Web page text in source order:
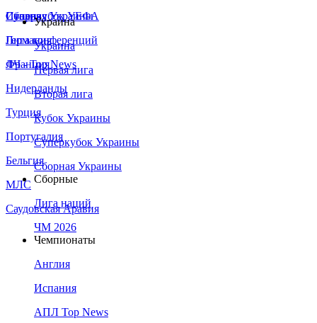
Сборная Украины
Италия
Германия
Франция
Нидерланды
Турция
Португалия
Бельгия
МЛС
Саудовская Аравия
Суперкубок УЕФА
Лига конференций
ЛЧ - Top News
Украина
Украина
Первая лига
Вторая лига
Кубок Украины
Суперкубок Украины
Сборная Украины
Сборные
Лига наций
ЧМ 2026
Чемпионаты
Англия
Испания
АПЛ Top News